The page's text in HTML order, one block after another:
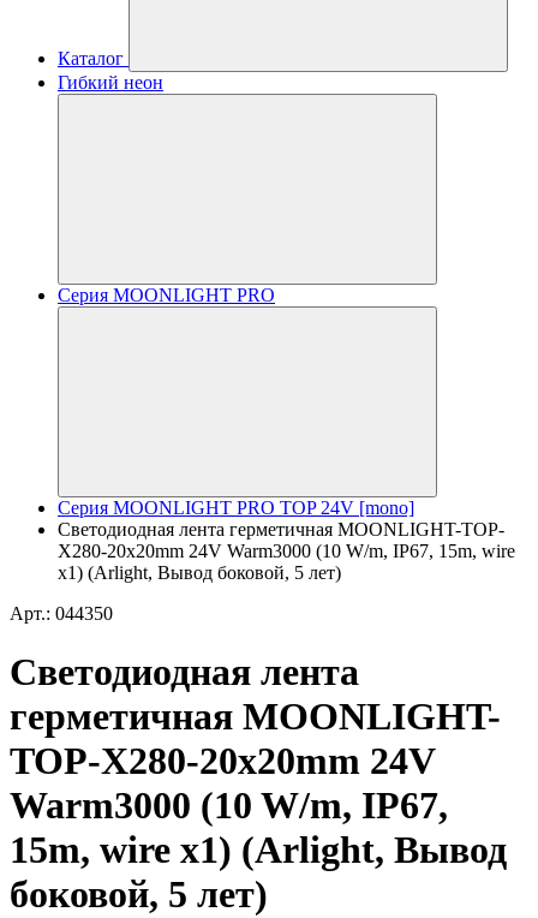
Каталог
Гибкий неон
Серия MOONLIGHT PRO
Серия MOONLIGHT PRO TOP 24V [mono]
Светодиодная лента герметичная MOONLIGHT-TOP-
X280-20x20mm 24V Warm3000 (10 W/m, IP67, 15m, wire
x1) (Arlight, Вывод боковой, 5 лет)
Арт.: 044350
Светодиодная лента
герметичная MOONLIGHT-
TOP-X280-20x20mm 24V
Warm3000 (10 W/m, IP67,
15m, wire x1) (Arlight, Вывод
боковой, 5 лет)